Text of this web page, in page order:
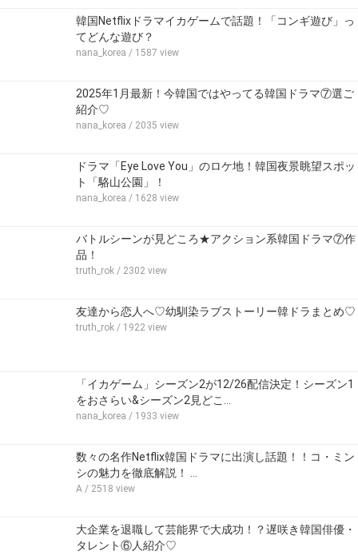
韓国Netflixドラマイカゲームで話題！「コンギ遊び」っ
てどんな遊び？
nana_korea / 1587 view
2025年1月最新！今韓国ではやってる韓国ドラマ⑦選ご
紹介♡
nana_korea / 2035 view
ドラマ「Eye Love You」のロケ地！韓国夜景眺望スポッ
ト「駱山公園」！
nana_korea / 1628 view
バトルシーンが見どころ★アクション系韓国ドラマ⑦作
品！
truth_rok / 2302 view
友達から恋人へ♡幼馴染ラブストーリー韓ドラまとめ♡
truth_rok / 1922 view
「イカゲーム」シーズン2が12/26配信決定！シーズン1
をおさらい&シーズン2見どこ…
nana_korea / 1933 view
数々の名作Netflix韓国ドラマに出演し話題！！コ・ミン
シの魅力を徹底解説！ …
A / 2518 view
大企業を退職して芸能界で大成功！？遅咲き韓国俳優・
タレント⑥人紹介♡